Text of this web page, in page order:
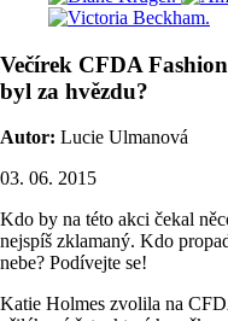
Večírek CFDA
byl za hvězdu?
Autor: Lucie Ulmanová
03. 06. 2015
Kdo by na této akci čekal
nejspíš zklamaný. Kdo
nebe? Podívejte se!
Katie Holmes zvolila na